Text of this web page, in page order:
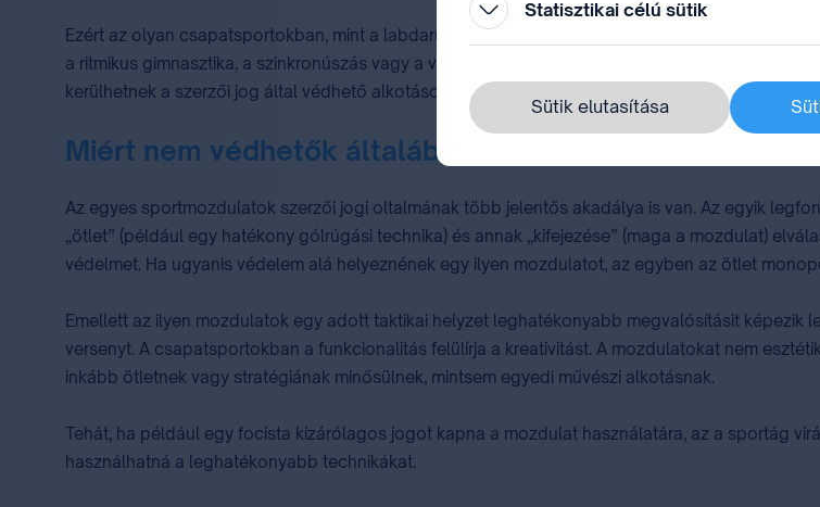
Ezért az olyan csapatsportokban, mint a labdarúgás, a kosárlabda vagy a boksz, a
a ritmikus gimnasztika, a szinkronúszás vagy a versenytánc esetében a művészi önkifejezés is
kerülhetnek a szerzői jog által védhető alkotásokhoz.
Miért nem védhetők általában az egyedi
Az egyes sportmozdulatok szerzői jogi oltalmának több jelentős akadálya is van. Az egyik
„ötlet” (például egy hatékony gólrúgási technika) és annak „kifejezése” (maga a mozdulat)
védelmet. Ha ugyanis védelem alá helyeznének egy ilyen mozdulatot, az egyben az ötlet
Emellett az ilyen mozdulatok egy adott taktikai helyzet leghatékonyabb megvalósításit képezik
versenyt. A csapatsportokban a funkcionalitás felülírja a kreativitást. A mozdulatokat nem
inkább ötletnek vagy stratégiának minősülnek, mintsem egyedi művészi alkotásnak.
Tehát, ha például egy focista kizárólagos jogot kapna a mozdulat használatára, az a sportág
használhatná a leghatékonyabb technikákat.
Statisztikai célú sütik
Sütik elutasítása